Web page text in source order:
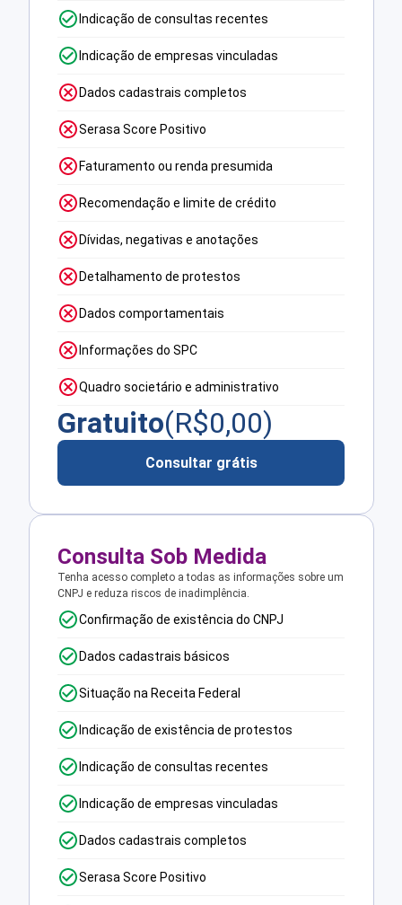
Indicação de consultas recentes
Indicação de empresas vinculadas
Dados cadastrais completos
Serasa Score Positivo
Faturamento ou renda presumida
Recomendação e limite de crédito
Dívidas, negativas e anotações
Detalhamento de protestos
Dados comportamentais
Informações do SPC
Quadro societário e administrativo
Gratuito(R$0,00)
Consultar grátis
Consulta Sob Medida
Tenha acesso completo a todas as informações sobre um
CNPJ e reduza riscos de inadimplência.
Confirmação de existência do CNPJ
Dados cadastrais básicos
Situação na Receita Federal
Indicação de existência de protestos
Indicação de consultas recentes
Indicação de empresas vinculadas
Dados cadastrais completos
Serasa Score Positivo